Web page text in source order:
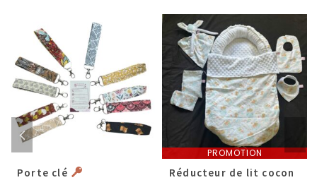
Porte clé
PROMOTION
Réducteur de lit cocon